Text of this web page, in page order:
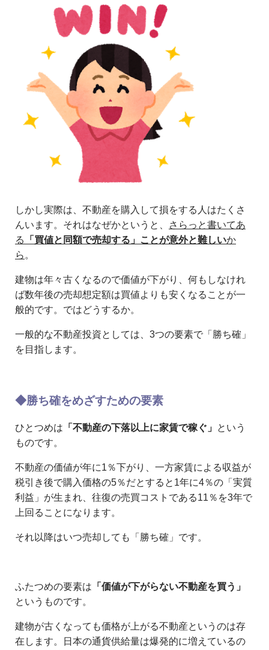
しかし実際は、不動産を購入して損をする人はたくさ
んいます。それはなぜかというと、
さらっと書いてあ
る
「買値と同額で売却する」ことが意外と難しいか
ら。
建物は年々古くなるので価値が下がり、何もしなけれ
ば数年後の売却想定額は買値よりも安くなることが一
般的です。ではどうするか。
一般的な不動産投資としては、3つの要素で「勝ち確」
を目指します。
◆勝ち確をめざすための要素
ひとつめは 「不動産の下落以上に家賃で稼ぐ」 という
ものです。
不動産の価値が年に1％下がり、一方家賃による収益が
税引き後で購入価格の5％だとすると1年に4％の「実質
利益」が生まれ、往復の売買コストである11％を3年で
上回ることになります。
それ以降はいつ売却しても「勝ち確」です。
ふたつめの要素は 「価値が下がらない不動産を買う」
というものです。
建物が古くなっても価格が上がる不動産というのは存
在します。日本の通貨供給量は爆発的に増えているの